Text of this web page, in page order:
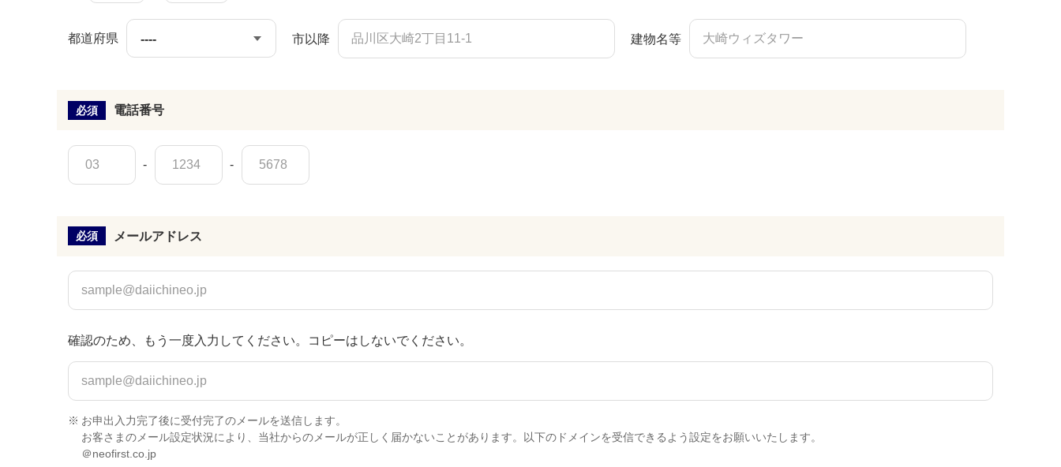
都道府県 市以降 建物名等
必須 電話番号
- -
必須 メールアドレス
確認のため、もう一度入力してください。コピーはしないでください。
※ お申出入力完了後に受付完了のメールを送信します。
お客さまのメール設定状況により、当社からのメールが正しく届かないことがあります。以下のドメインを受信できるよう設定をお願いいたします。
＠neofirst.co.jp